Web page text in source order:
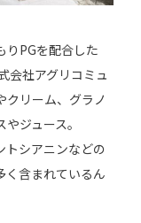
りPGを配合した
会社アグリコミュ
クリーム、グラノ
ジュース。
トシアニンなどの
く含まれているん